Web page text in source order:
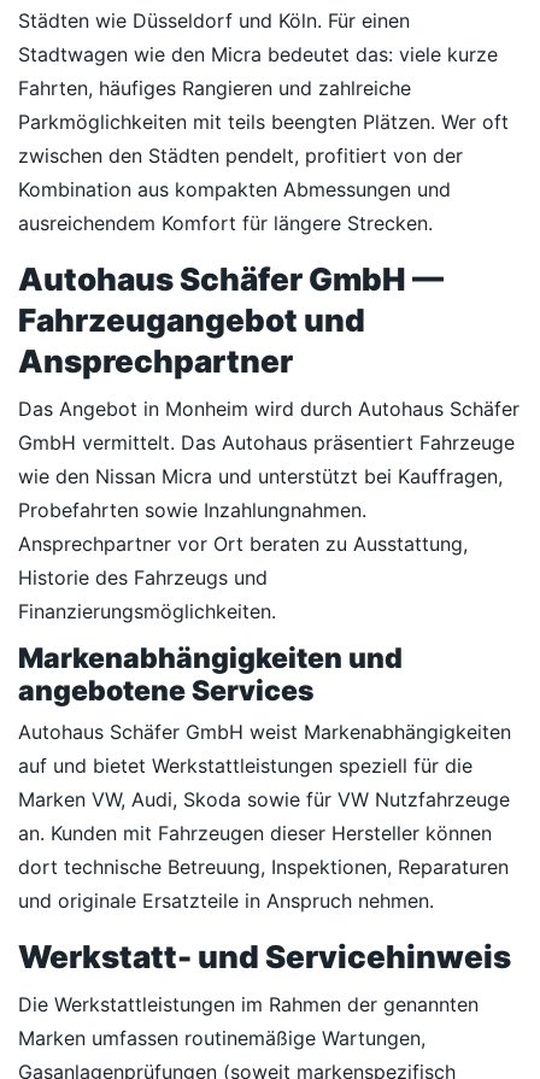
Städten wie Düsseldorf und Köln. Für einen
Stadtwagen wie den Micra bedeutet das: viele kurze
Fahrten, häufiges Rangieren und zahlreiche
Parkmöglichkeiten mit teils beengten Plätzen. Wer oft
zwischen den Städten pendelt, profitiert von der
Kombination aus kompakten Abmessungen und
ausreichendem Komfort für längere Strecken.
Autohaus Schäfer GmbH —
Fahrzeugangebot und
Ansprechpartner
Das Angebot in Monheim wird durch Autohaus Schäfer
GmbH vermittelt. Das Autohaus präsentiert Fahrzeuge
wie den Nissan Micra und unterstützt bei Kauffragen,
Probefahrten sowie Inzahlungnahmen.
Ansprechpartner vor Ort beraten zu Ausstattung,
Historie des Fahrzeugs und
Finanzierungsmöglichkeiten.
Markenabhängigkeiten und
angebotene Services
Autohaus Schäfer GmbH weist Markenabhängigkeiten
auf und bietet Werkstattleistungen speziell für die
Marken VW, Audi, Skoda sowie für VW Nutzfahrzeuge
an. Kunden mit Fahrzeugen dieser Hersteller können
dort technische Betreuung, Inspektionen, Reparaturen
und originale Ersatzteile in Anspruch nehmen.
Werkstatt- und Servicehinweis
Die Werkstattleistungen im Rahmen der genannten
Marken umfassen routinemäßige Wartungen,
Gasanlagenprüfungen (soweit markenspezifisch